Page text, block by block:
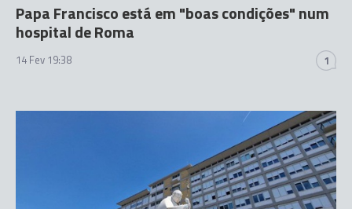
Papa Francisco está em "boas condições" num
hospital de Roma
14 Fev 19:38 1